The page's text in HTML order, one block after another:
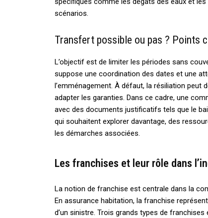
scénarios.
Transfert possible ou pas ? Points
L’objectif est de limiter les périodes sans
suppose une coordination des dates et une
l’emménagement. À défaut, la résiliation
adapter les garanties. Dans ce cadre, une
avec des documents justificatifs tels que le
qui souhaitent explorer davantage, des
les démarches associées.
Les franchises et leur rôle dans
La notion de franchise est centrale dans la
En assurance habitation, la franchise
d’un sinistre. Trois grands types de